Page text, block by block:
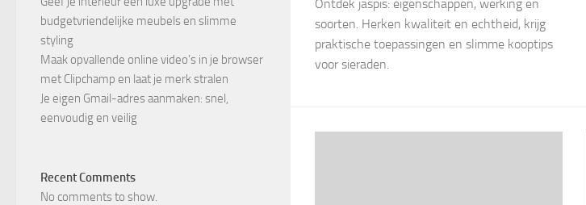
Ontdek jaspis: eigenschappen, werking en
soorten. Herken kwaliteit en echtheid, krijg
praktische toepassingen en slimme kooptips
voor sieraden.
budgetvriendelijke meubels en slimme
styling
Maak opvallende online video’s in je browser
met Clipchamp en laat je merk stralen
Je eigen Gmail-adres aanmaken: snel,
eenvoudig en veilig
Recent Comments
No comments to show.